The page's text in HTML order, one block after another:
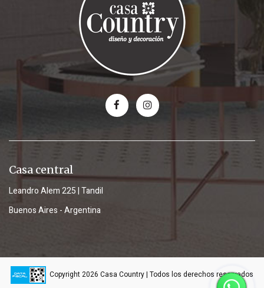
Casa central
Leandro Alem 225 | Tandil
Buenos Aires - Argentina
Copyright 2026 Casa Country | Todos los derechos reservados